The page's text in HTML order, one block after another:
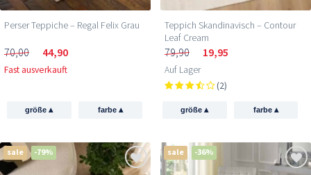
Perser Teppiche – Regal Felix Grau
70,00 44,90
Fast ausverkauft
größe▴ farbe ▴
Teppich Skandinavisch – Contour
Leaf Cream
79,90 19,95
Auf Lager
(2)
größe▴ farbe ▴
sale -79% sale -36%